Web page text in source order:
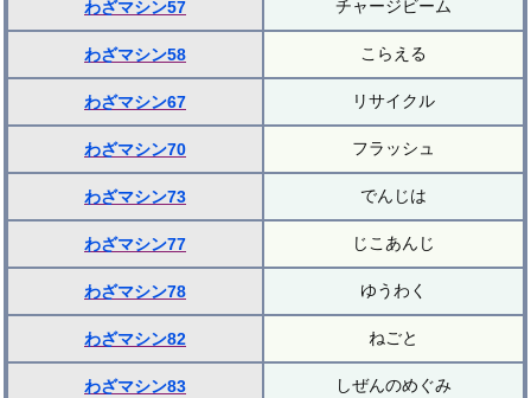
わざマシン57 チャージビーム
わざマシン58 こらえる
わざマシン67 リサイクル
わざマシン70 フラッシュ
わざマシン73 でんじは
わざマシン77 じこあんじ
わざマシン78 ゆうわく
わざマシン82 ねごと
わざマシン83 しぜんのめぐみ